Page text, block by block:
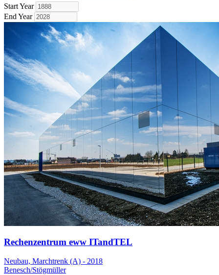
Start Year
End Year
Rechenzentrum eww ITandTEL
Neubau, Marchtrenk (A) - 2018
Benesch/Stögmüller